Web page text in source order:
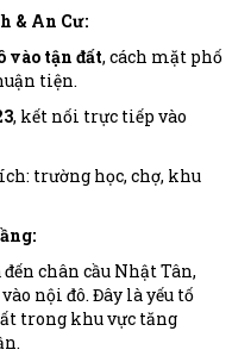
& An Cư:
vào tận đất, cách mặt phố
tiện.
, kết nối trực tiếp vào
trường học, chợ, khu
đến chân cầu Nhật Tân,
nội đô. Đây là yếu tố
trong khu vực tăng